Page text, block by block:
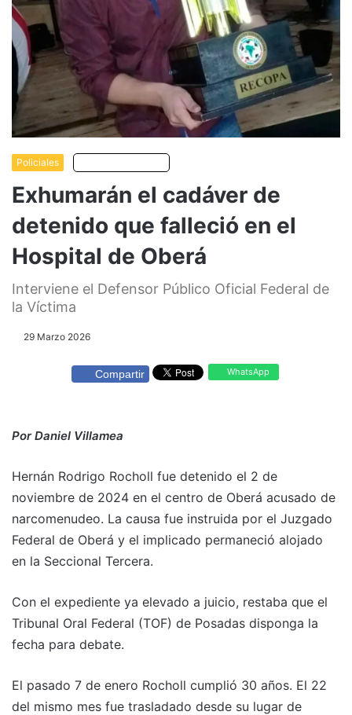
Policiales
Exhumarán el cadáver de
detenido que falleció en el
Hospital de Oberá
Interviene el Defensor Público Oficial Federal de
la Víctima
29 Marzo 2026
Compartir WhatsApp
Por Daniel Villamea
Hernán Rodrigo Rocholl fue detenido el 2 de
noviembre de 2024 en el centro de Oberá acusado de
narcomenudeo. La causa fue instruida por el Juzgado
Federal de Oberá y el implicado permaneció alojado
en la Seccional Tercera.
Con el expediente ya elevado a juicio, restaba que el
Tribunal Oral Federal (TOF) de Posadas disponga la
fecha para debate.
El pasado 7 de enero Rocholl cumplió 30 años. El 22
del mismo mes fue trasladado desde su lugar de